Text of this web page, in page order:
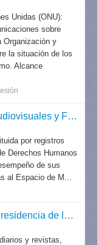
Unidas (ONU):
sobre
Organización y
la situación de los
Alcance
Archivo Nacional de la Memoria - Audiovisuales y Fotografías
por registros
Derechos Humanos
de sus
al Espacio de M...
Secretaría de Prensa - Presidencia de la Nación
y revistas,